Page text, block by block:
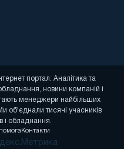
портал. Аналітика та
новини компаній і
менеджери найбільших
об'єднали тисячі учасників
і обладнання.
Контакти